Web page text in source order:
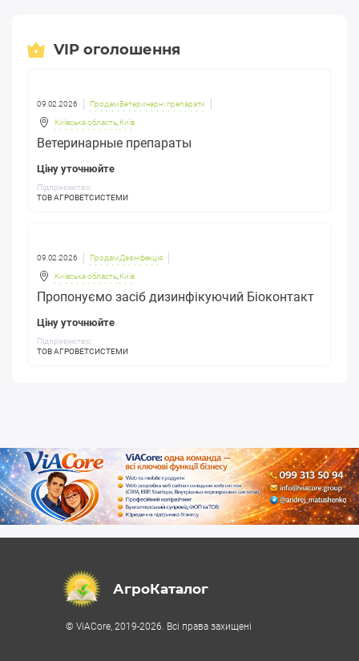
VIP оголошення
09.02.2026 Продам Ветеринарні препарати
Київська область, Київ
Ветеринарные препараты
Ціну уточнюйте
Підприємство:
ТОВ АГРОВЕТСИСТЕМИ
09.02.2026 Продам Дезінфекція
Київська область, Київ
Пропонуємо засіб дизинфікуючий Біоконтакт
Ціну уточнюйте
Підприємство:
ТОВ АГРОВЕТСИСТЕМИ
АгроКаталог
© ViACore, 2019-2026. Всі права захищені